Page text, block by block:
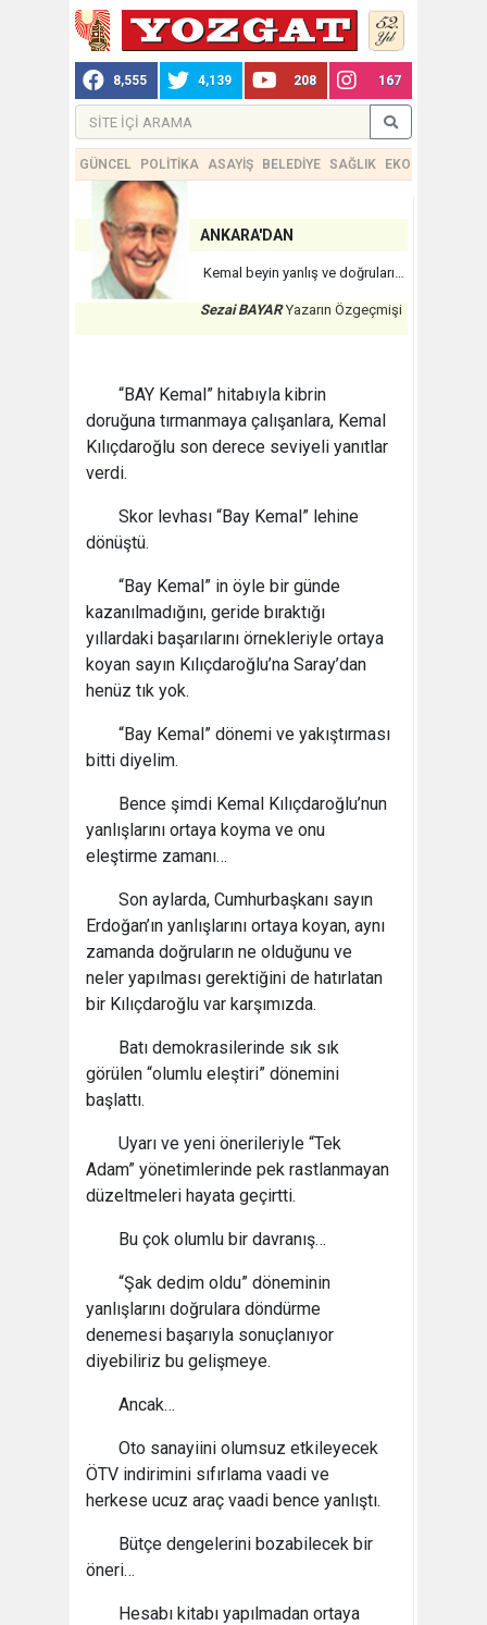
8,555 4,139 208 167
GÜNCEL POLİTİKA ASAYİŞ BELEDİYE SAĞLIK EKONOMİ
ANKARA'DAN
Kemal beyin yanlış ve doğruları…
Sezai BAYAR Yazarın Özgeçmişi
“BAY Kemal” hitabıyla kibrin
doruğuna tırmanmaya çalışanlara, Kemal
Kılıçdaroğlu son derece seviyeli yanıtlar
verdi.
Skor levhası “Bay Kemal” lehine
dönüştü.
“Bay Kemal” in öyle bir günde
kazanılmadığını, geride bıraktığı
yıllardaki başarılarını örnekleriyle ortaya
koyan sayın Kılıçdaroğlu’na Saray’dan
henüz tık yok.
“Bay Kemal” dönemi ve yakıştırması
bitti diyelim.
Bence şimdi Kemal Kılıçdaroğlu’nun
yanlışlarını ortaya koyma ve onu
eleştirme zamanı…
Son aylarda, Cumhurbaşkanı sayın
Erdoğan’ın yanlışlarını ortaya koyan, aynı
zamanda doğruların ne olduğunu ve
neler yapılması gerektiğini de hatırlatan
bir Kılıçdaroğlu var karşımızda.
Batı demokrasilerinde sık sık
görülen “olumlu eleştiri” dönemini
başlattı.
Uyarı ve yeni önerileriyle “Tek
Adam” yönetimlerinde pek rastlanmayan
düzeltmeleri hayata geçirtti.
Bu çok olumlu bir davranış…
“Şak dedim oldu” döneminin
yanlışlarını doğrulara döndürme
denemesi başarıyla sonuçlanıyor
diyebiliriz bu gelişmeye.
Ancak…
Oto sanayiini olumsuz etkileyecek
ÖTV indirimini sıfırlama vaadi ve
herkese ucuz araç vaadi bence yanlıştı.
Bütçe dengelerini bozabilecek bir
öneri…
Hesabı kitabı yapılmadan ortaya